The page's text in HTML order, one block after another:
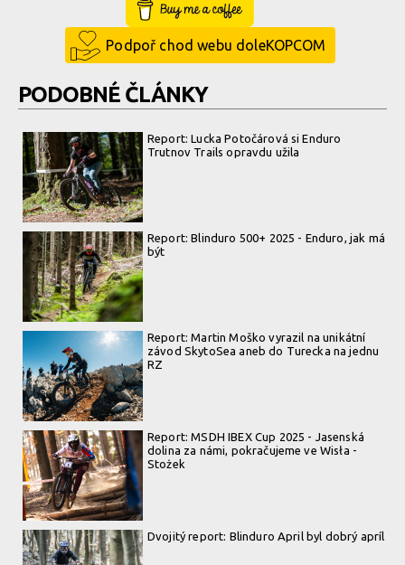
Buy Me a Coffee
Podpoř chod webu doleKOPCOM
PODOBNÉ ČLÁNKY
Report: Lucka Potočárová si Enduro
Trutnov Trails opravdu užila
Report: Blinduro 500+ 2025 - Enduro, jak má
být
Report: Martin Moško vyrazil na unikátní
závod SkytoSea aneb do Turecka na jednu
RZ
Report: MSDH IBEX Cup 2025 - Jasenská
dolina za námi, pokračujeme ve Wisła -
Stożek
Dvojitý report: Blinduro April byl dobrý apríl